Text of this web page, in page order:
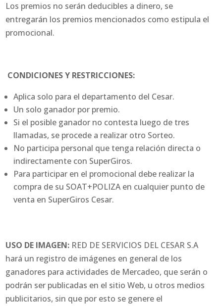
Los premios no serán deducibles a dinero, se
entregarán los premios mencionados como estipula el
promocional.
CONDICIONES Y RESTRICCIONES:
Aplica solo para el departamento del Cesar.
Un solo ganador por premio.
Si el posible ganador no contesta luego de tres
llamadas, se procede a realizar otro Sorteo.
No participa personal que tenga relación directa o
indirectamente con SuperGiros.
Para participar en el promocional debe realizar la
compra de su SOAT+POLIZA en cualquier punto de
venta en SuperGiros Cesar.
USO DE IMAGEN: RED DE SERVICIOS DEL CESAR S.A
hará un registro de imágenes en general de los
ganadores para actividades de Mercadeo, que serán o
podrán ser publicadas en el sitio Web, u otros medios
publicitarios, sin que por esto se genere el